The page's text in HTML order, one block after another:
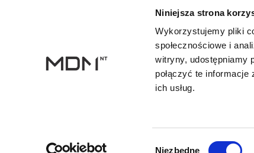
Niniejsza strona
Wykorzystujemy pliki
społecznościowe i
witryny, udostępniamy
połączyć te
ich usług.
Niezbędne
+48 33 47 94 400
Dane kontaktowe
NIP: 5482614481, MDM NT sp. z o.o., Bestwińska